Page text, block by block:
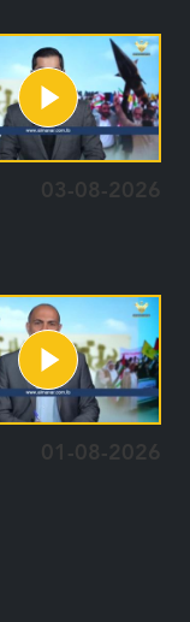
03-08-2026
01-08-2026